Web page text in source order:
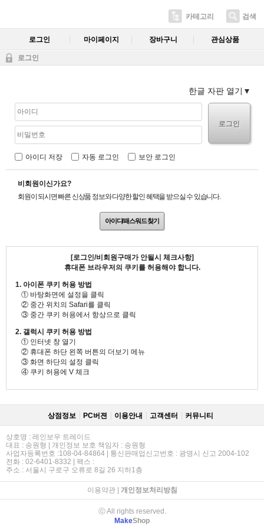
카테고리 검색
로그인 마이페이지 장바구니 관심상품
로그인
한글 자판 열기
로그인
아이디 저장 자동 로그인 보안 로그인
비회원이신가요?
회원이 되시면 빠른 신상품 정보와 다양한 할인 혜택을 받으실 수 있습니다.
아이디/패스워드 찾기
[로그인/비회원구매가 안될시 체크사항]
휴대폰 브라우저의 쿠키를 허용해야 합니다.
1. 아이폰 쿠키 허용 방법
① 바탕화면에 설정을 클릭
② 중간 위치의 Safari를 클릭
③ 중간 쿠키 허용에서 항상으로 클릭
2. 갤럭시 쿠키 허용 방법
① 인터넷 창 열기
② 휴대폰 하단 왼쪽 버튼의 더보기 메뉴
③ 화면 하단의 설정 클릭
④ 쿠키 허용에 V 체크
상점정보 PC버젼 이용안내 고객센터 커뮤니티
상호명 : 레인보우 트레이드
대표 : 송원형 | 개인정보 보호 책임자 : 송원형
사업자등록번호 :108-04-84864 | 통신판매업신고번호 : 광명시 신고 2004-102
전화 : 02-6401-8332 | 팩스 :
주소 : 서울시 구로구 오류로 8길 26 지하1층
이용약관| 개인정보처리방침
ⓒ All rights reserved.
MakeShop